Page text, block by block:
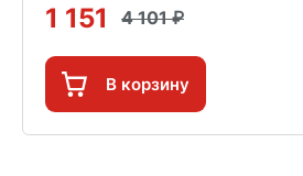
1 151 4 101
В корзину